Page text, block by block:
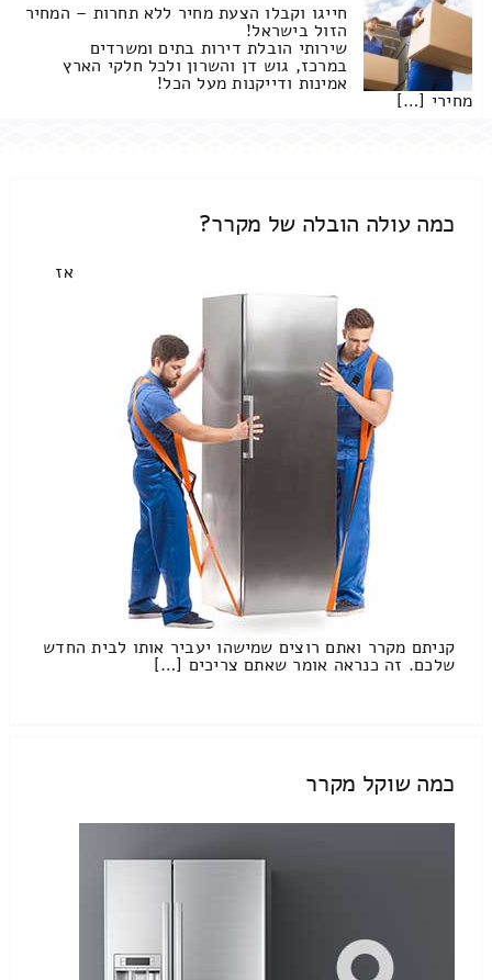
חייגו וקבלו הצעת מחיר ללא תחרות – המחיר
הזול בישראל!
שירותי הובלת דירות בתים ומשרדים
במרכז, גוש דן והשרון ולכל חלקי הארץ
אמינות ודייקנות מעל הכל!
מחירי […]
כמה עולה הובלה של מקרר?
אז
קניתם מקרר ואתם רוצים שמישהו יעביר אותו לבית החדש
שלכם. זה כנראה אומר שאתם צריכים […]
כמה שוקל מקרר